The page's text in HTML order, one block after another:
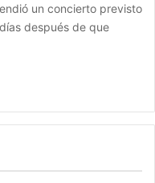
un concierto previsto
después de que